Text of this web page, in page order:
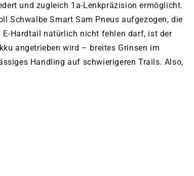
und zugleich 1a-Lenkpräzision ermöglicht.
Schwalbe Smart Sam Pneus aufgezogen, die
E-Hardtail natürlich nicht fehlen darf, ist der
angetrieben wird – breites Grinsen im
Handling auf schwierigeren Trails. Also,